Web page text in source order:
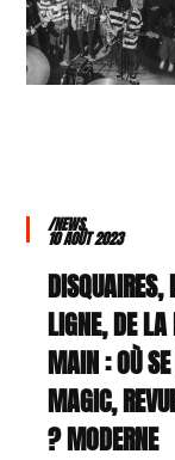
/NEWS
10 AOÛT 2023
DISQUAIRES,
LIGNE, DE
MAIN : OÙ SE
MAGIC,
MODERNE ?